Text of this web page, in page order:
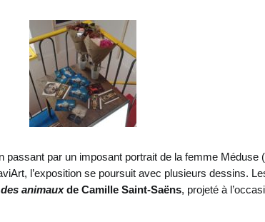
passant par un imposant portrait de la femme Méduse
l’exposition se poursuit avec plusieurs dessins.
animauxde Camille Saint-Saëns, projeté à